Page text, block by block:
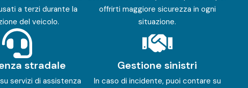
a terzi durante la
del veicolo.
offrirti maggiore sicurezza in ogni
situazione.
stradale
servizi di assistenza
Gestione sinistri
In caso di incidente, puoi contare su